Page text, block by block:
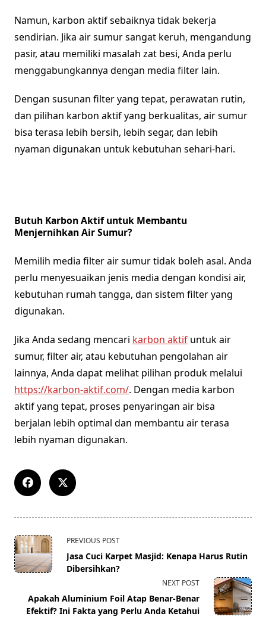
Namun, karbon aktif sebaiknya tidak bekerja
sendirian. Jika air sumur sangat keruh, mengandung
pasir, atau memiliki masalah zat besi, Anda perlu
menggabungkannya dengan media filter lain.
Dengan susunan filter yang tepat, perawatan rutin,
dan pilihan karbon aktif yang berkualitas, air sumur
bisa terasa lebih bersih, lebih segar, dan lebih
nyaman digunakan untuk kebutuhan sehari-hari.
Butuh Karbon Aktif untuk Membantu
Menjernihkan Air Sumur?
Memilih media filter air sumur tidak boleh asal. Anda
perlu menyesuaikan jenis media dengan kondisi air,
kebutuhan rumah tangga, dan sistem filter yang
digunakan.
Jika Anda sedang mencari karbon aktif untuk air
sumur, filter air, atau kebutuhan pengolahan air
lainnya, Anda dapat melihat pilihan produk melalui
https://karbon-aktif.com/. Dengan media karbon
aktif yang tepat, proses penyaringan air bisa
berjalan lebih optimal dan membantu air terasa
lebih nyaman digunakan.
<span
class="nav-
subtitle
reader-
text">Page</span>
PREVIOUS POST
Jasa Cuci Karpet Masjid: Kenapa Harus Rutin
Dibersihkan?
NEXT POST
Apakah Aluminium Foil Atap Benar-Benar
Efektif? Ini Fakta yang Perlu Anda Ketahui